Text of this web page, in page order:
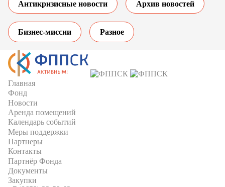
Антикризисные новости Архив новостей
Бизнес-миссии Разное
Главная
Фонд
Новости
Аренда помещений
Календарь событий
Меры поддержки
Партнеры
Контакты
Партнёр Фонда
Документы
Закупки